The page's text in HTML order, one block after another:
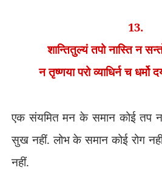
13.
शान्तितुल्यं तपो नास्ति न
न तृष्णया परो व्याधिर्न च
एक संयमित मन के समान कोई तप
सुख नहीं. लोभ के समान कोई रोग
नहीं.